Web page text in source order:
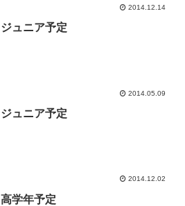
2014.12.14
ジュニア予定
2014.05.09
ジュニア予定
2014.12.02
高学年予定